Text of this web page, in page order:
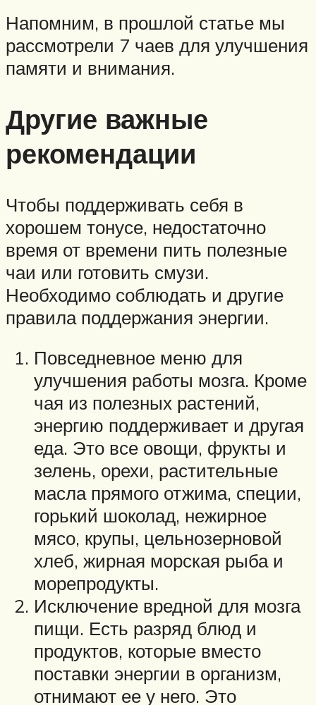
Напомним, в прошлой статье мы
рассмотрели 7 чаев для улучшения
памяти и внимания.
Другие важные
рекомендации
Чтобы поддерживать себя в
хорошем тонусе, недостаточно
время от времени пить полезные
чаи или готовить смузи.
Необходимо соблюдать и другие
правила поддержания энергии.
Повседневное меню для
улучшения работы мозга. Кроме
чая из полезных растений,
энергию поддерживает и другая
еда. Это все овощи, фрукты и
зелень, орехи, растительные
масла прямого отжима, специи,
горький шоколад, нежирное
мясо, крупы, цельнозерновой
хлеб, жирная морская рыба и
морепродукты.
Исключение вредной для мозга
пищи. Есть разряд блюд и
продуктов, которые вместо
поставки энергии в организм,
отнимают ее у него. Это